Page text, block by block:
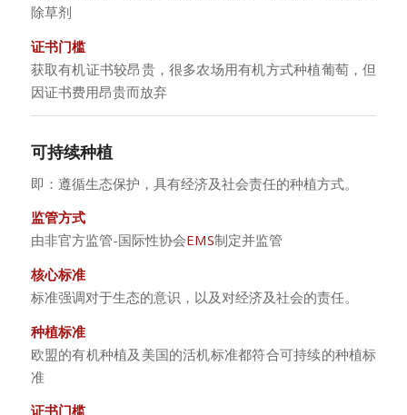
除草剂
证书门槛
获取有机证书较昂贵，很多农场用有机方式种植葡萄，但
因证书费用昂贵而放弃
可持续种植
即：遵循生态保护，具有经济及社会责任的种植方式。
监管方式
由非官方监管-国际性协会EMS制定并监管
核心标准
标准强调对于生态的意识，以及对经济及社会的责任。
种植标准
欧盟的有机种植及美国的活机标准都符合可持续的种植标
准
证书门槛